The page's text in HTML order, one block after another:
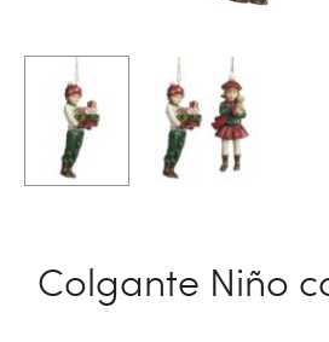
Colgante Niño